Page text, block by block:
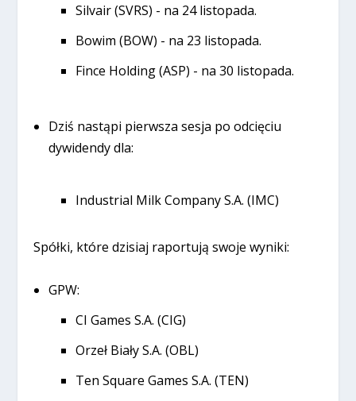
Silvair (SVRS) - na 24 listopada.
Bowim (BOW) - na 23 listopada.
Fince Holding (ASP) - na 30 listopada.
Dziś nastąpi pierwsza sesja po odcięciu
dywidendy dla:
Industrial Milk Company S.A. (IMC)
Spółki, które dzisiaj raportują swoje wyniki:
GPW:
CI Games S.A. (CIG)
Orzeł Biały S.A. (OBL)
Ten Square Games S.A. (TEN)